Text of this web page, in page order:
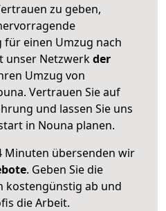
zu geben,
einen Umzug nach
unser Netzwerkder
Umzug von
Vertrauen Sie auf
und lassen Sie uns
in Nouna planen.
Minuten übersenden wir
. Geben Sie die
kostengünstig ab und
die Arbeit.